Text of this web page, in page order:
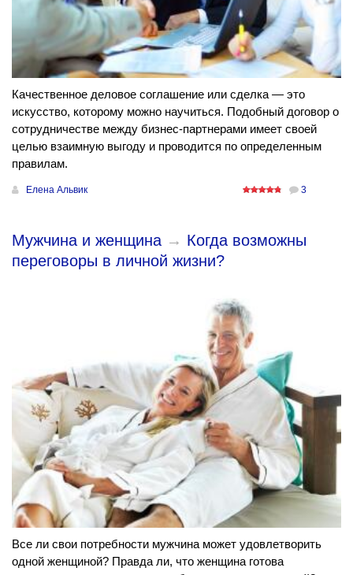
Качественное деловое соглашение или сделка — это
искусство, которому можно научиться. Подобный договор о
сотрудничестве между бизнес-партнерами имеет своей
целью взаимную выгоду и проводится по определенным
правилам.
Елена Альвик 3
Мужчина и женщина → Когда возможны
переговоры в личной жизни?
Все ли свои потребности мужчина может удовлетворить
одной женщиной? Правда ли, что женщина готова